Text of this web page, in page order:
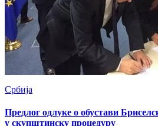
Србија
Предлог одлуке о обустави
у скупштинску процедуру